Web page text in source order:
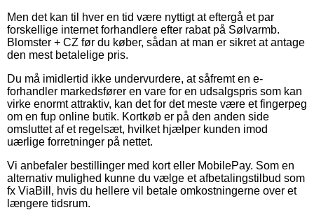
Men det kan til hver en tid være nyttigt at eftergå et par
forskellige internet forhandlere efter rabat på Sølvarmb.
Blomster + CZ før du køber, sådan at man er sikret at antage
den mest betalelige pris.
Du må imidlertid ikke undervurdere, at såfremt en e-
forhandler markedsfører en vare for en udsalgspris som kan
virke enormt attraktiv, kan det for det meste være et fingerpeg
om en fup online butik. Kortkøb er på den anden side
omsluttet af et regelsæt, hvilket hjælper kunden imod
uærlige forretninger på nettet.
Vi anbefaler bestillinger med kort eller MobilePay. Som en
alternativ mulighed kunne du vælge et afbetalingstilbud som
fx ViaBill, hvis du hellere vil betale omkostningerne over et
længere tidsrum.